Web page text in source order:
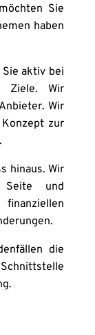
Sie
haben
aktiv bei
Ziele. Wir
Wir
zur
hinaus. Wir
und
die